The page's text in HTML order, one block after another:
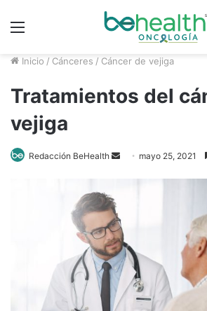
Menú
Inicio / Cánceres / Cáncer de vejiga
Tratamientos del
vejiga
Redacción BeHealth
Send mayo 25, 2021